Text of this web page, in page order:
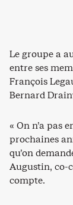
Le groupe a
entre ses
François
Bernard
« On n’a pas
prochaines
qu’on
Augustin, co-
compte.